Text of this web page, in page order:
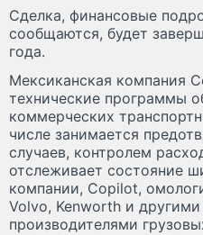
Сделка, финансовые
сообщаются, будет
года.
Мексиканская компания
технические программы
коммерческих
числе занимается
случаев, контролем
отслеживает состояние
компании, Copilot,
Volvo, Kenworth и
производителями